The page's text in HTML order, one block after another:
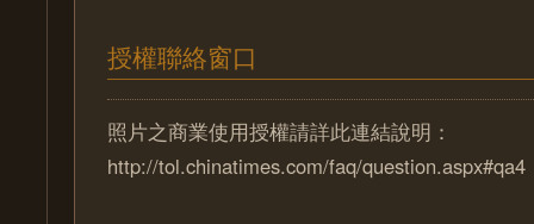
授權聯絡窗口
照片之商業使用授權請詳此連結說明：
http://tol.chinatimes.com/faq/question.aspx#qa4